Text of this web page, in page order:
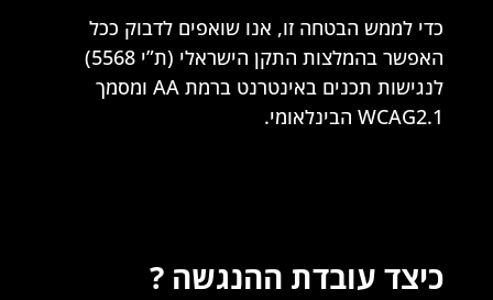
כדי לממש הבטחה זו, אנו שואפים לדבוק ככל
האפשר בהמלצות התקן הישראלי (ת”י 5568)
לנגישות תכנים באינטרנט ברמת AA ומסמך
WCAG2.1 הבינלאומי.
כיצד עובדת ההנגשה ?